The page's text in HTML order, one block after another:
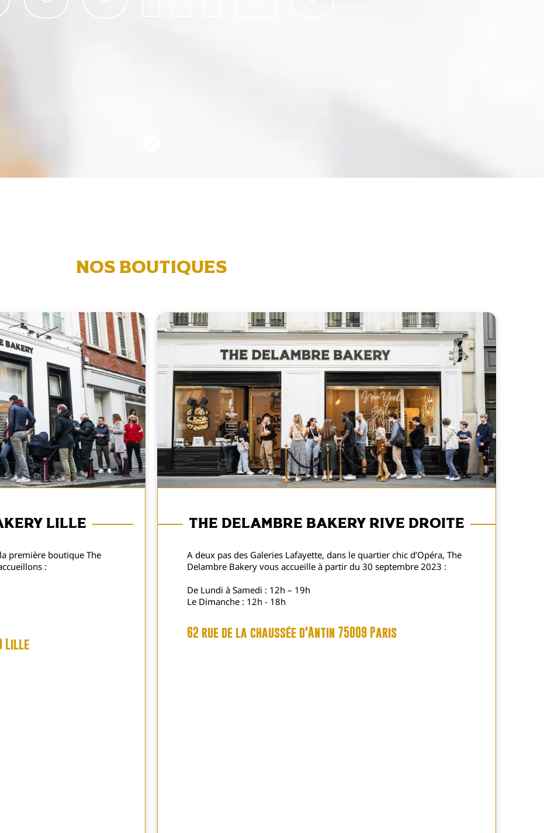
Nos boutiques
Lille
la première boutique The
:
Lille
The Delambre Bakery Rive Droite
A deux pas des Galeries Lafayette, dans le quartier chic d’Opéra, The
Delambre Bakery vous accueille à partir du 30 septembre 2023 :
De Lundi à Samedi : 12h – 19h
Le Dimanche : 12h - 18h
62 rue de la chaussée d'Antin 75009 Paris